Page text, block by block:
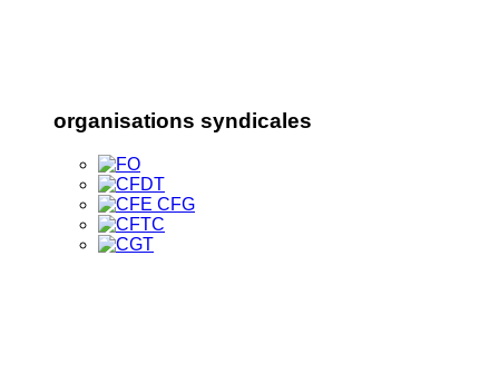
organisations syndicales